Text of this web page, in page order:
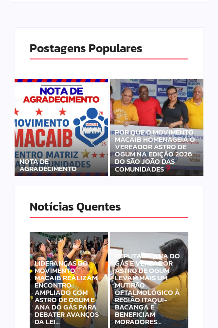
Postagens Populares
NOTA DE
AGRADECIMENTO
POR QUE O MOVIMENTO
MACAIB HOMENAGEIA O
VEREADOR ASTRO DE
OGUM NA EDIÇÃO 2026
DO SÃO JOÃO DAS
COMUNIDADES
Notícias Quentes
LIDERANÇAS DO
MOVIMENTO
MACAIB REALIZAM
ENCONTRO
AMPLIADO COM
ASTRO DE OGUM E
ANA DO GÁS PARA
DEBATER AVANÇOS
DA LEI…
DEPUTADA ANA DO
GÁS E VEREADOR
ASTRO DE OGUM
LEVAM MAIS UM
MUTIRÃO
OFTALMOLÓGICO À
REGIÃO ITAQUI-
BACANGA E
BENEFICIAM
MORADORES…